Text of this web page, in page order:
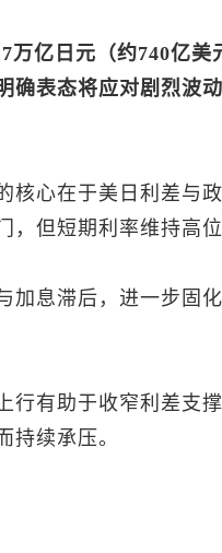
万亿日元（约740亿美
确表态将应对剧烈波
核心在于美日利差与
，但短期利率维持高
加息滞后，进一步固
行有助于收窄利差支
持续承压。